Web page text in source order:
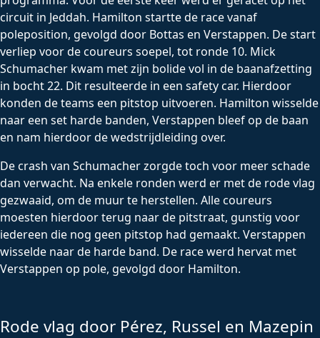
circuit in Jeddah. Hamilton startte de race vanaf
poleposition, gevolgd door Bottas en Verstappen. De start
verliep voor de coureurs soepel, tot ronde 10. Mick
Schumacher kwam met zijn bolide vol in de baanafzetting
in bocht 22. Dit resulteerde in een safety car. Hierdoor
konden de teams een pitstop uitvoeren. Hamilton wisselde
naar een set harde banden, Verstappen bleef op de baan
en nam hierdoor de wedstrijdleiding over.
De crash van Schumacher zorgde toch voor meer schade
dan verwacht. Na enkele ronden werd er met de rode vlag
gezwaaid, om de muur te herstellen. Alle coureurs
moesten hierdoor terug naar de pitstraat, gunstig voor
iedereen die nog geen pitstop had gemaakt. Verstappen
wisselde naar de harde band. De race werd hervat met
Verstappen op pole, gevolgd door Hamilton.
Rode vlag door Pérez, Russel en Mazepin